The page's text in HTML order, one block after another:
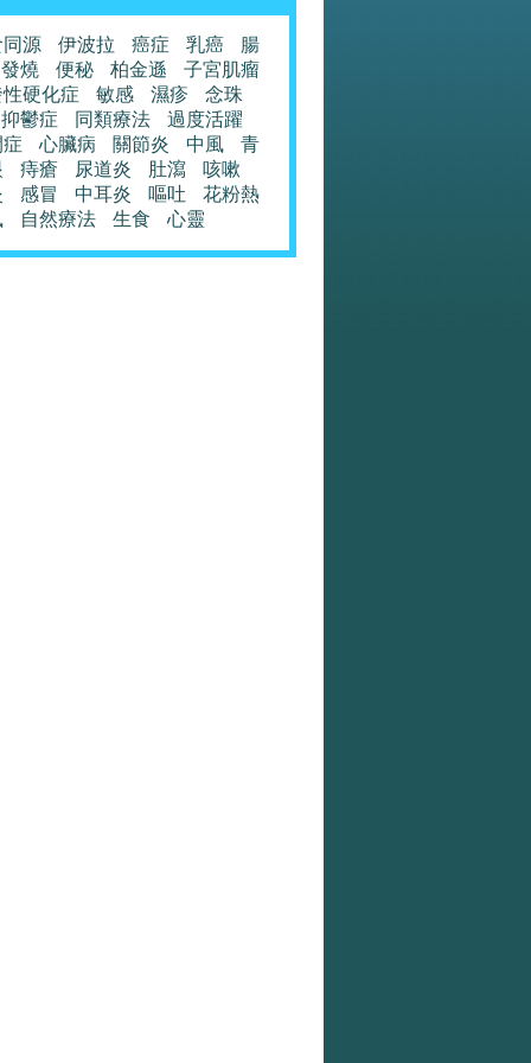
源 伊波拉 癌症 乳癌
腸
發燒
便秘 柏金遜
子宮肌瘤
硬化症
敏感 濕疹
念珠
抑鬱症
同類療法
過度活躍
心臟病 關節炎 中風
青
痔瘡 尿道炎 肚瀉
咳嗽
感冒 中耳炎 嘔吐
花粉熱
自然療法 生食 心靈